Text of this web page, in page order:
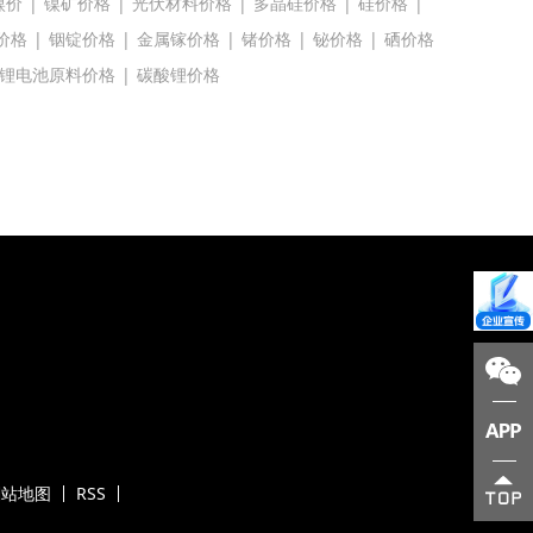
格 | 铟锭价格 | 金属镓价格 | 锗价格 | 铋价格 | 硒价格
锂电池原料价格 | 碳酸锂价格
地图 RSS